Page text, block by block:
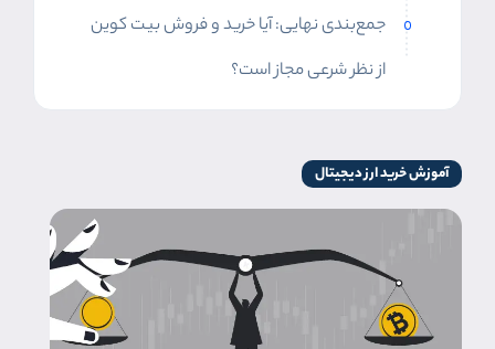
جمع‌بندی نهایی: آیا خرید و فروش بیت کوین
از نظر شرعی مجاز است؟
آموزش خرید ارز دیجیتال